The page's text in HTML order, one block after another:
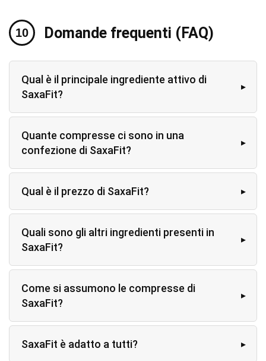
Domande frequenti (FAQ)
Qual è il principale ingrediente attivo di
SaxaFit?
Quante compresse ci sono in una
confezione di SaxaFit?
Qual è il prezzo di SaxaFit?
Quali sono gli altri ingredienti presenti in
SaxaFit?
Come si assumono le compresse di
SaxaFit?
SaxaFit è adatto a tutti?